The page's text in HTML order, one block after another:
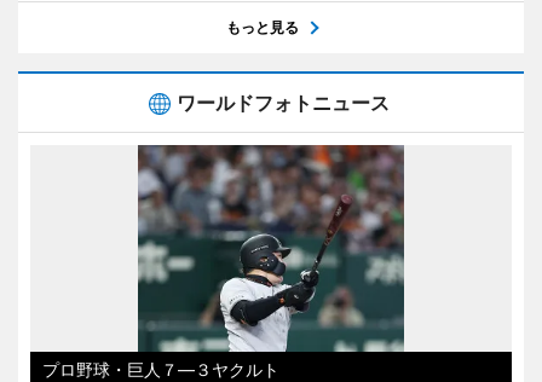
もっと見る
ワールドフォトニュース
プロ野球・巨人７―３ヤクルト